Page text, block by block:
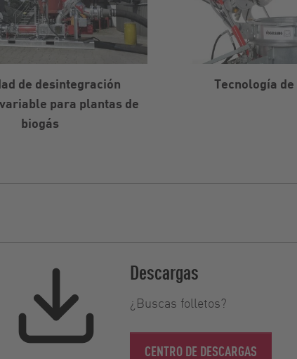
de desintegración
para plantas de
biogás
Tecnología
Descargas
¿Buscas folletos?
CENTRO DE DESCARGAS